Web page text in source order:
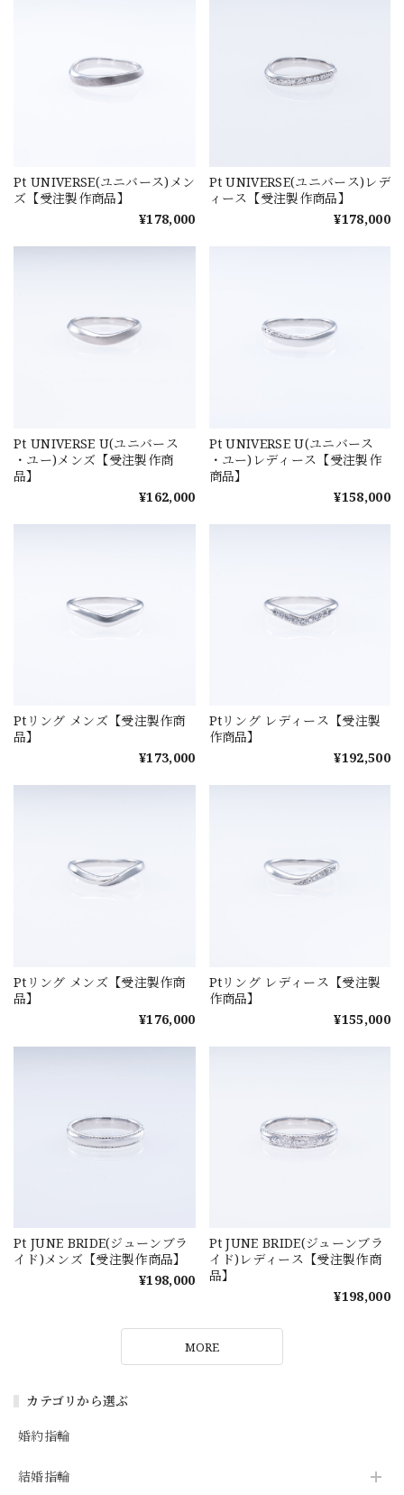
カテゴリから選ぶ
婚約指輪
結婚指輪
Pt UNIVERSE(ユニバース)メン
ズ【受注製作商品】
¥178,000
Pt UNIVERSE(ユニバース)レデ
ィース【受注製作商品】
¥178,000
Pt UNIVERSE U(ユニバース
・ユー)メンズ【受注製作商
品】
¥162,000
Pt UNIVERSE U(ユニバース
・ユー)レディース【受注製作
商品】
¥158,000
Ptリング メンズ【受注製作商
品】
¥173,000
Ptリング レディース【受注製
作商品】
¥192,500
Ptリング メンズ【受注製作商
品】
¥176,000
Ptリング レディース【受注製
作商品】
¥155,000
Pt JUNE BRIDE(ジューンブラ
イド)メンズ【受注製作商品】
¥198,000
Pt JUNE BRIDE(ジューンブラ
イド)レディース【受注製作商
品】
¥198,000
MORE